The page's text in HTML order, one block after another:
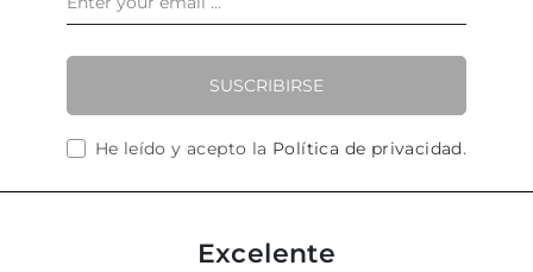
SUSCRIBIRSE
He leído y acepto la Política de privacidad.
Excelente